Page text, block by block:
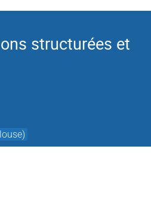
structurées et